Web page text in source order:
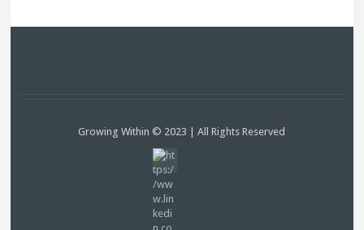
Growing Within © 2023 | All Rights Reserved